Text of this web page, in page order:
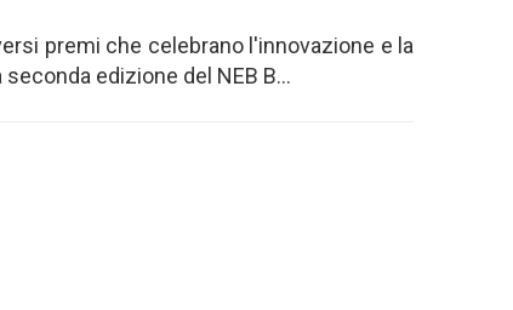
premi che celebrano l'innovazione e la
edizione del NEB B...